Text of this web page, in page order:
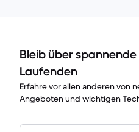
Bleib über
Laufenden
Erfahre vor allen anderen von
Angeboten und wichtigen